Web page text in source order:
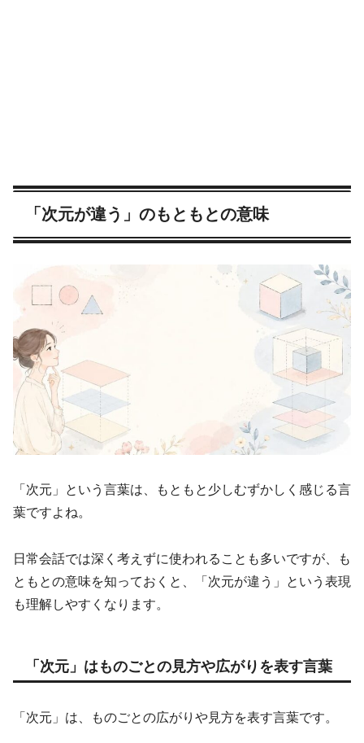
「次元が違う」のもともとの意味
「次元」という言葉は、もともと少しむずかしく感じる言
葉ですよね。
日常会話では深く考えずに使われることも多いですが、も
ともとの意味を知っておくと、「次元が違う」という表現
も理解しやすくなります。
「次元」はものごとの見方や広がりを表す言葉
「次元」は、ものごとの広がりや見方を表す言葉です。